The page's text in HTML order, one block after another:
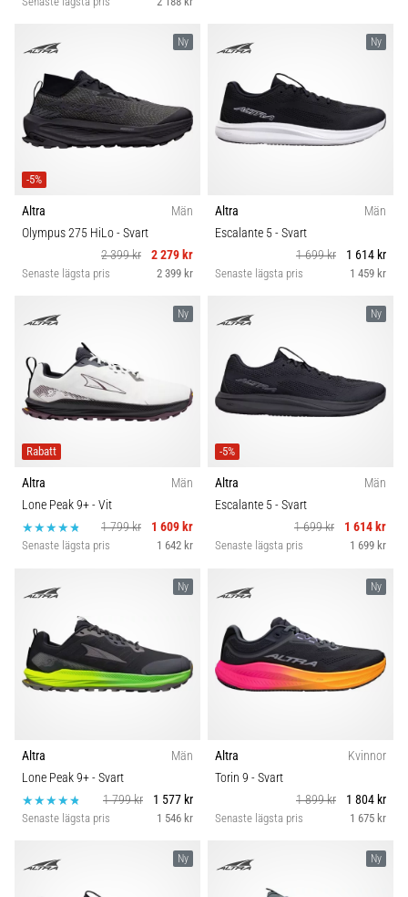
Ny
-5%
Altra
Män
Olympus 275 HiLo- Svart
2 399 kr
2 279 kr
Senaste lägsta pris 2 399 kr
Ny
Altra
Män
Escalante 5- Svart
1 699 kr
1 614 kr
Senaste lägsta pris 1 459 kr
Ny
Rabatt
Altra
Män
Lone Peak 9+- Vit
1 799 kr
1 609 kr
Senaste lägsta pris 1 642 kr
Ny
-5%
Altra
Män
Escalante 5- Svart
1 699 kr
1 614 kr
Senaste lägsta pris 1 699 kr
Ny
Altra
Män
Lone Peak 9+- Svart
1 799 kr
1 577 kr
Senaste lägsta pris 1 546 kr
Ny
Altra
Kvinnor
Torin 9 - Svart
1 899 kr
1 804 kr
Senaste lägsta pris 1 675 kr
Ny Ny